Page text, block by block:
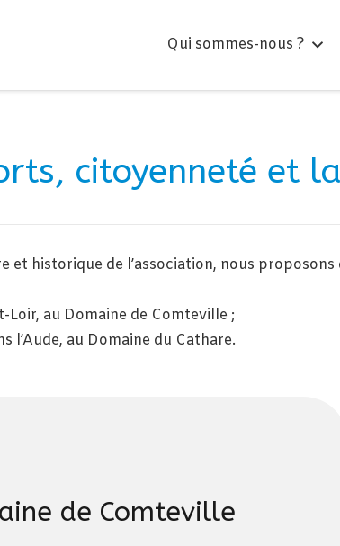
Qui sommes-nous ?
citoyenneté et
et historique de l’association, nous
Loir, au Domaine de Comteville ;
l’Aude, au Domaine du Cathare.
de Comteville